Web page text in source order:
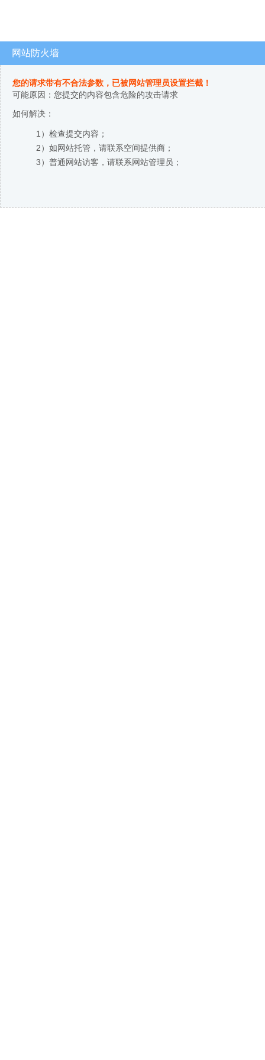
网站防火墙
您的请求带有不合法参数，已被网站管理员设置拦截！
可能原因：您提交的内容包含危险的攻击请求
如何解决：
1）检查提交内容；
2）如网站托管，请联系空间提供商；
3）普通网站访客，请联系网站管理员；